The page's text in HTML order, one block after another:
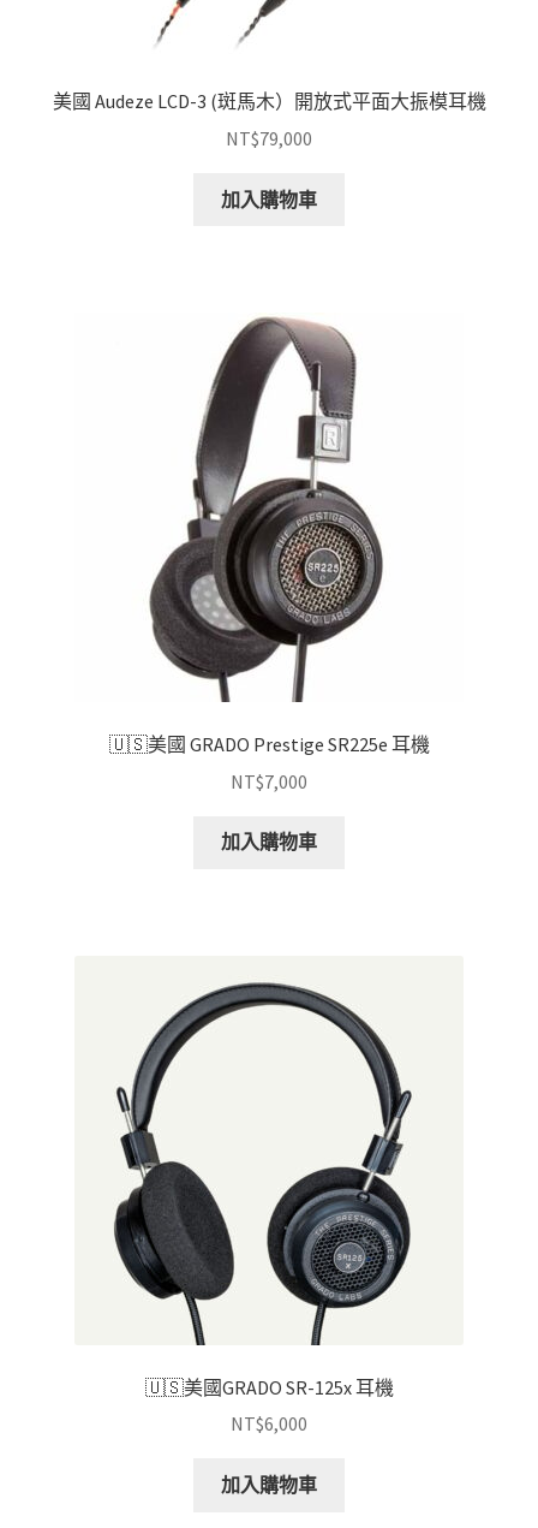
美國 Audeze LCD-3 (斑馬木）開放式平面大振模耳機
NT$79,000
加入購物車
🇺🇸美國 GRADO Prestige SR225e 耳機
NT$7,000
加入購物車
🇺🇸美國GRADO SR-125x 耳機
NT$6,000
加入購物車